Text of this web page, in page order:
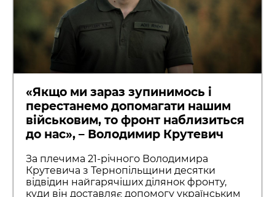
«Якщо ми зараз зупинимось і
перестанемо допомагати нашим
військовим, то фронт наблизиться
до нас», – Володимир Крутевич
За плечима 21-річного Володимира
Крутевича з Тернопільщини десятки
відвідин найгарячіших ділянок фронту,
куди він доставляє допомогу українським